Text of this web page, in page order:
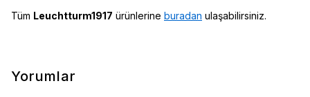
Tüm Leuchtturm1917 ürünlerine buradan ulaşabilirsiniz.
Yorumlar